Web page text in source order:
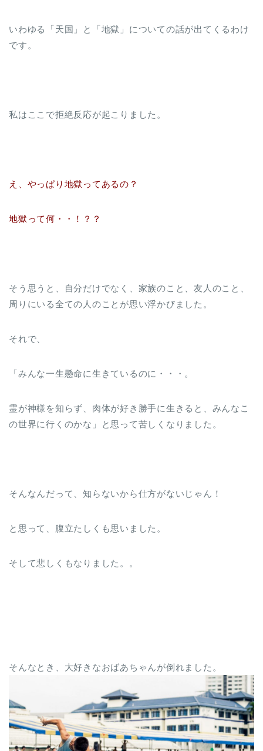
いわゆる「天国」と「地獄」についての話が出てくるわけ
です。
私はここで拒絶反応が起こりました。
え、やっぱり地獄ってあるの？
地獄って何・・！？？
そう思うと、自分だけでなく、家族のこと、友人のこと、
周りにいる全ての人のことが思い浮かびました。
それで、
「みんな一生懸命に生きているのに・・・。
霊が神様を知らず、肉体が好き勝手に生きると、みんなこ
の世界に行くのかな」と思って苦しくなりました。
そんなんだって、知らないから仕方がないじゃん！
と思って、腹立たしくも思いました。
そして悲しくもなりました。。
そんなとき、大好きなおばあちゃんが倒れました。